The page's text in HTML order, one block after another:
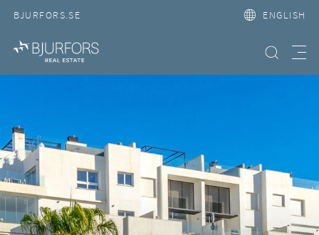
BJURFORS.SE ENGLISH
Search property